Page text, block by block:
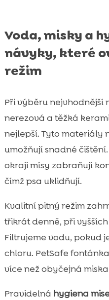
Voda, misky a
návyky, které
režim
Při výběru nejvhodnější
nerezová a těžká
nejlepší. Tyto materiály
umožňují snadné
okraji mísy zabraňují
čímž psa uklidňují.
Kvalitní pitný režim
třikrát denně, při
Filtrujeme vodu, pokud
chloru. PetSafe
více než obyčejná
Pravidelná hygiena